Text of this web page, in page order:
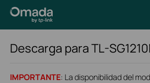
Descarga paraTL-
IMPORTANTE: La disponibilidad del